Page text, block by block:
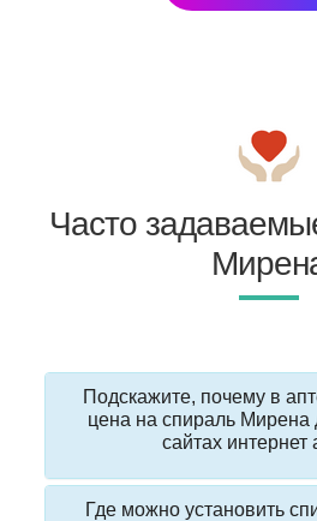
Часто
Подскажите, почему в
цена на спираль Мирена
сайтах интернет
Где можно установить